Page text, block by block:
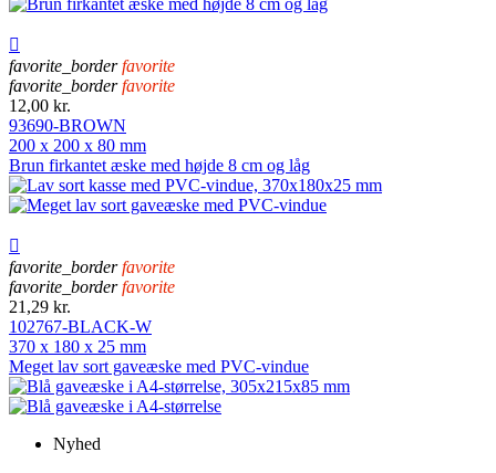

favorite_border favorite
favorite_border favorite
12,00 kr.
93690-BROWN
200 x 200 x 80 mm
Brun firkantet æske med højde 8 cm og låg

favorite_border favorite
favorite_border favorite
21,29 kr.
102767-BLACK-W
370 x 180 x 25 mm
Meget lav sort gaveæske med PVC-vindue
Nyhed